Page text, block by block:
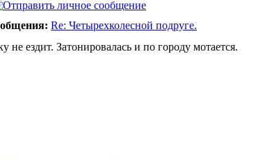
Re: Четырехколесной подруге.
не ездит. Затонировалась и по городу мотается.